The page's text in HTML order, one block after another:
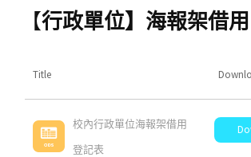
【行政單位】海報架借用
Title
校內行政單位海報架借用
登記表